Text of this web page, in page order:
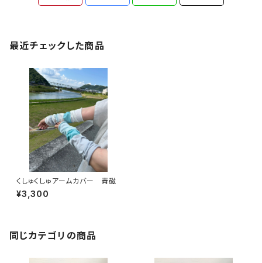
最近チェックした商品
くしゅくしゅアームカバー 青磁
¥3,300
同じカテゴリの商品